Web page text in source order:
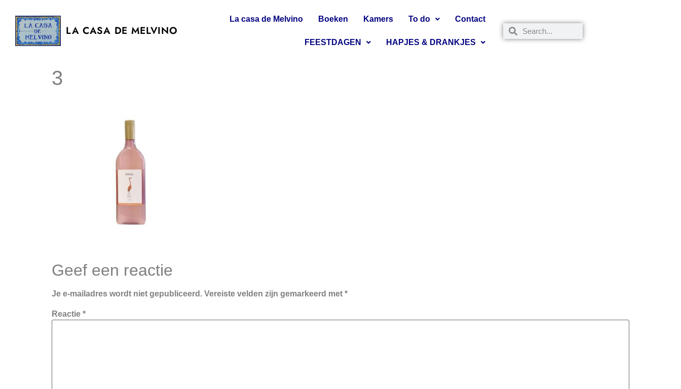
LA CASA DE MELVINO
La casa de Melvino Boeken Kamers To do Contact
FEESTDAGEN HAPJES & DRANKJES
3
Geef een reactie
Je e-mailadres wordt niet gepubliceerd. Vereiste velden zijn gemarkeerd met *
Reactie *